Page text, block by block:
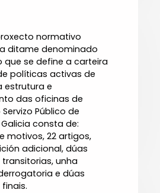
normativo
ditame denominado
que se define a carteira
políticas activas de
estrutura e
das oficinas de
Público de
consta de:
motivos, 22 artigos,
adicional, dúas
unha
e dúas